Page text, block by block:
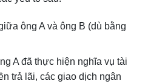
ông A và ông B (dù bằng
A đã thực hiện nghĩa vụ tài
trả lãi, các giao dịch ngân